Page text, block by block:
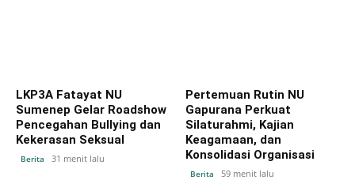
LKP3A Fatayat NU
Sumenep Gelar Roadshow
Pencegahan Bullying dan
Kekerasan Seksual
Berita 31 menit lalu
Pertemuan Rutin NU
Gapurana Perkuat
Silaturahmi, Kajian
Keagamaan, dan
Konsolidasi Organisasi
Berita 59 menit lalu